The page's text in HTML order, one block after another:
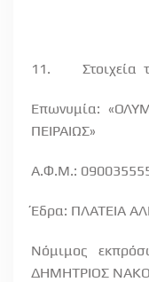
11. Στοιχεία
Επωνυμία:
ΠΕΙΡΑΙΩΣ»
Α.Φ.Μ.:
Έδρα: ΠΛΑΤΕΙΑ
Νόμιμος
ΔΗΜΗΤΡΙΟΣ